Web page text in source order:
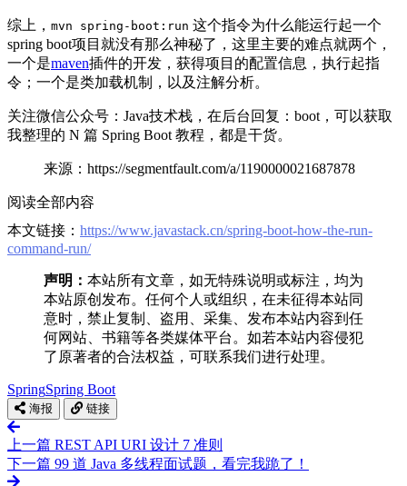
综上， mvn spring-boot:run 这个指令为什么能运行起一个
spring boot项目就没有那么神秘了，这里主要的难点就两个，
一个是maven插件的开发，获得项目的配置信息，执行起指
令；一个是类加载机制，以及注解分析。
关注微信公众号：Java技术栈，在后台回复：boot，可以获取
我整理的 N 篇 Spring Boot 教程，都是干货。
来源：https://segmentfault.com/a/1190000021687878
阅读全部内容
本文链接： https://www.javastack.cn/spring-boot-how-the-run-
command-run/
声明： 本站所有文章，如无特殊说明或标注，均为
本站原创发布。任何个人或组织，在未征得本站同
意时，禁止复制、盗用、采集、发布本站内容到任
何网站、书籍等各类媒体平台。如若本站内容侵犯
了原著者的合法权益，可联系我们进行处理。
SpringSpring Boot
海报 链接
上一篇 REST API URI 设计 7 准则
下一篇 99 道 Java 多线程面试题，看完我跪了！